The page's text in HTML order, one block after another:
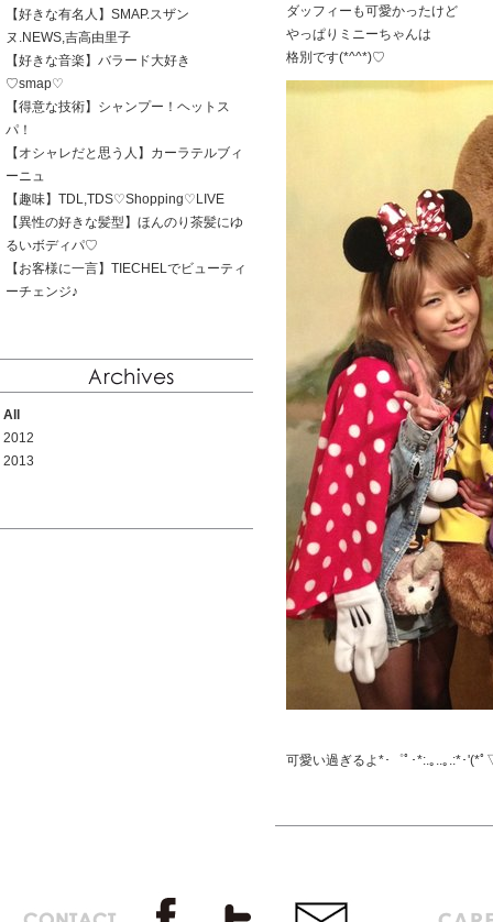
【好きな有名人】SMAP.スザン
ヌ.NEWS,吉高由里子
【好きな音楽】バラード大好き
♡smap♡
【得意な技術】シャンプー！ヘットス
パ！
【オシャレだと思う人】カーラテルブィ
ーニュ
【趣味】TDL,TDS♡Shopping♡LIVE
【異性の好きな髪型】ほんのり茶髪にゆ
るいボディパ♡
【お客様に一言】TIECHELでビューティ
ーチェンジ♪
All
2012
2013
ダッフィーも可愛かったけど
やっぱりミニーちゃんは
格別です(*^^*)♡
可愛い過ぎるよ*･゜ﾟ･*:.｡..｡.:*･'(*